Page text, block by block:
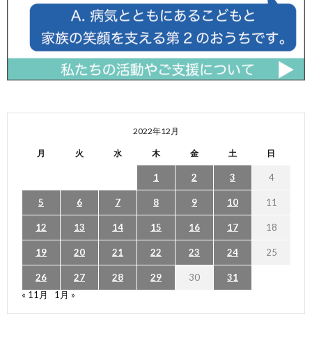
2022年12月
月 火 水 木 金 土 日
1 2 3 4
5 6 7 8 9 10 11
12 13 14 15 16 17 18
19 20 21 22 23 24 25
26 27 28 29 30
31
« 11月
1月 »